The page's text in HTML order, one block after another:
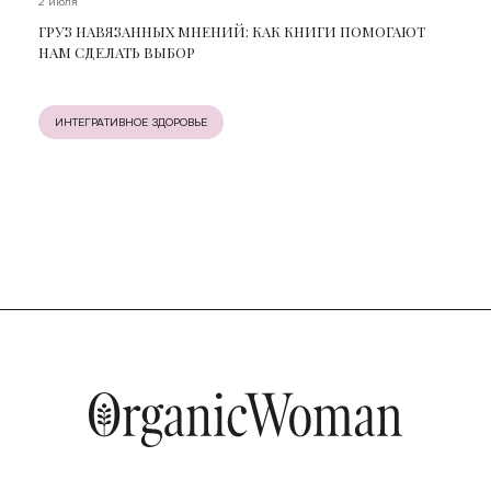
ГРУЗ НАВЯЗАННЫХ МНЕНИЙ: КАК КНИГИ ПОМОГАЮТ
НАМ СДЕЛАТЬ ВЫБОР
ИНТЕГРАТИВНОЕ ЗДОРОВЬЕ